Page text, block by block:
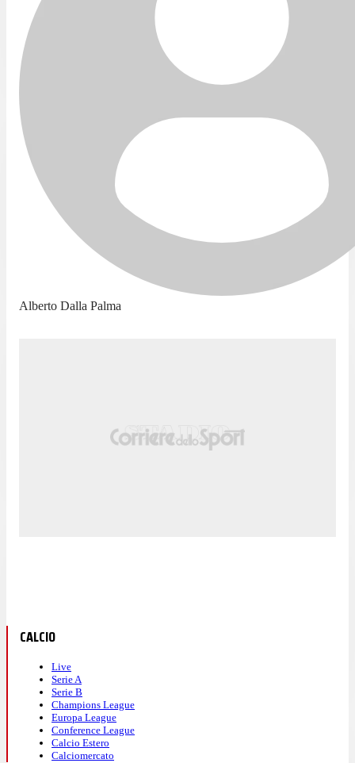
Alberto Dalla Palma
CALCIO
Live
Serie A
Serie B
Champions League
Europa League
Conference League
Calcio Estero
Calciomercato